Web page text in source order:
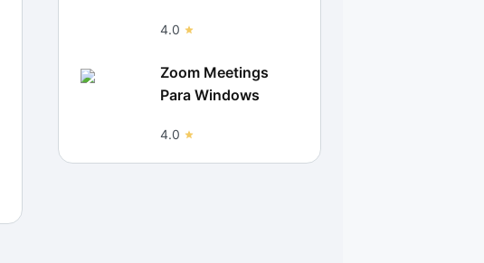
4.0
Zoom Meetings
Para Windows
4.0